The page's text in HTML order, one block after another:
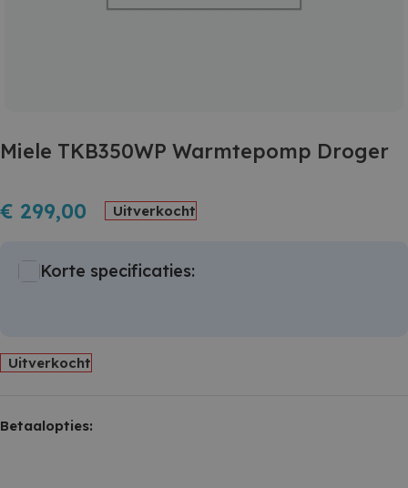
Miele TKB350WP Warmtepomp Droger
€ 299,00 Uitverkocht
Korte specificaties:
Uitverkocht
Betaalopties: